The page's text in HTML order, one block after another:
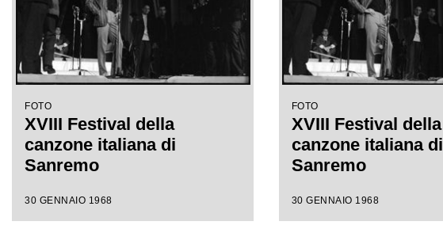
FOTO
XVIII Festival della
canzone italiana di
Sanremo
30 GENNAIO 1968
FOTO
XVIII Festival della
canzone italiana di
Sanremo
30 GENNAIO 1968